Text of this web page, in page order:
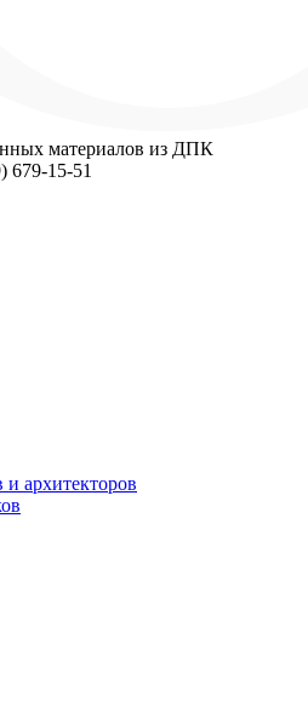
материалов из ДПК
679-15-51
архитекторов